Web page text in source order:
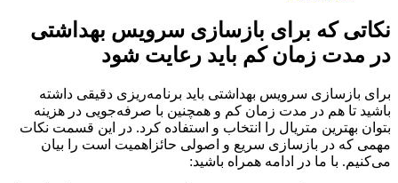
نکاتی که برای بازسازی سرویس بهداشتی
در مدت زمان کم باید رعایت شود
برای بازسازی سرویس بهداشتی باید برنامه‌ریزی دقیقی داشته
باشید تا هم در مدت زمان کم و همچنین با صرفه‌جویی در هزینه
بتوان بهترین متریال را انتخاب و استفاده کرد. در این قسمت نکات
مهمی که در بازسازی سریع و اصولی حائزاهمیت است را بیان
می‌کنیم. با ما در ادامه همراه باشید: